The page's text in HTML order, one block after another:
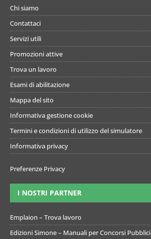
Chi siamo
Contattaci
Servizi utili
Promozioni attive
Trova un lavoro
Esami di abilitazione
Mappa del sito
Informativa gestione cookie
Termini e condizioni di utilizzo del simulatore
Informativa privacy
Preferenze Privacy
I NOSTRI PARTNER
Emplaion – Trova lavoro
Edizioni Simone – Manuali per Concorsi Pubblici